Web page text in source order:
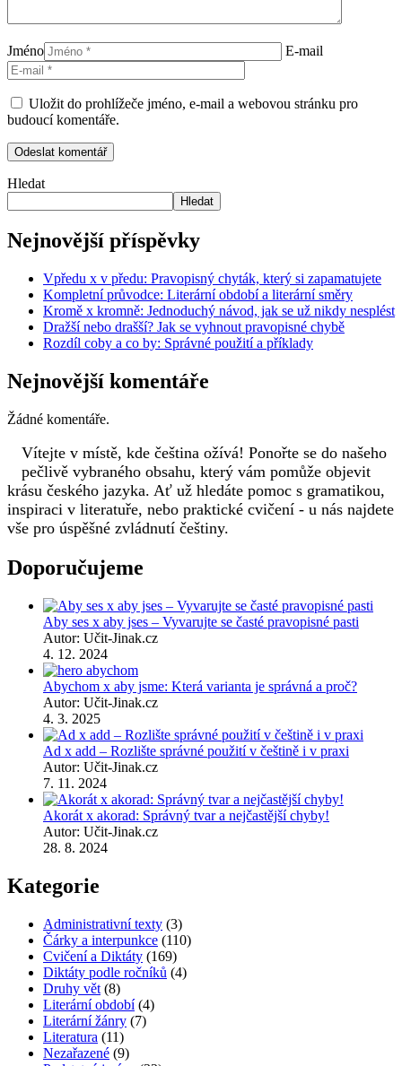
Jméno E-mail
Uložit do prohlížeče jméno, e-mail a webovou stránku pro
budoucí komentáře.
Hledat
Hledat
Nejnovější příspěvky
Vpředu x v předu: Pravopisný chyták, který si zapamatujete
Kompletní průvodce: Literární období a literární směry
Kromě x kromně: Jednoduchý návod, jak se už nikdy nesplést
Dražší nebo drašší? Jak se vyhnout pravopisné chybě
Rozdíl coby a co by: Správné použití a příklady
Nejnovější komentáře
Žádné komentáře.
Vítejte v místě, kde čeština ožívá! Ponořte se do našeho
pečlivě vybraného obsahu, který vám pomůže objevit
krásu českého jazyka. Ať už hledáte pomoc s gramatikou,
inspiraci v literatuře, nebo praktické cvičení - u nás najdete
vše pro úspěšné zvládnutí češtiny.
Doporučujeme
Aby ses x aby jses – Vyvarujte se časté pravopisné pasti
Autor: Učit-Jinak.cz
4. 12. 2024
Abychom x aby jsme: Která varianta je správná a proč?
Autor: Učit-Jinak.cz
4. 3. 2025
Ad x add – Rozlište správné použití v češtině i v praxi
Autor: Učit-Jinak.cz
7. 11. 2024
Akorát x akorad: Správný tvar a nejčastější chyby!
Autor: Učit-Jinak.cz
28. 8. 2024
Kategorie
Administrativní texty (3)
Čárky a interpunkce (110)
Cvičení a Diktáty (169)
Diktáty podle ročníků (4)
Druhy vět (8)
Literární období(4)
Literární žánry (7)
Literatura (11)
Nezařazené (9)